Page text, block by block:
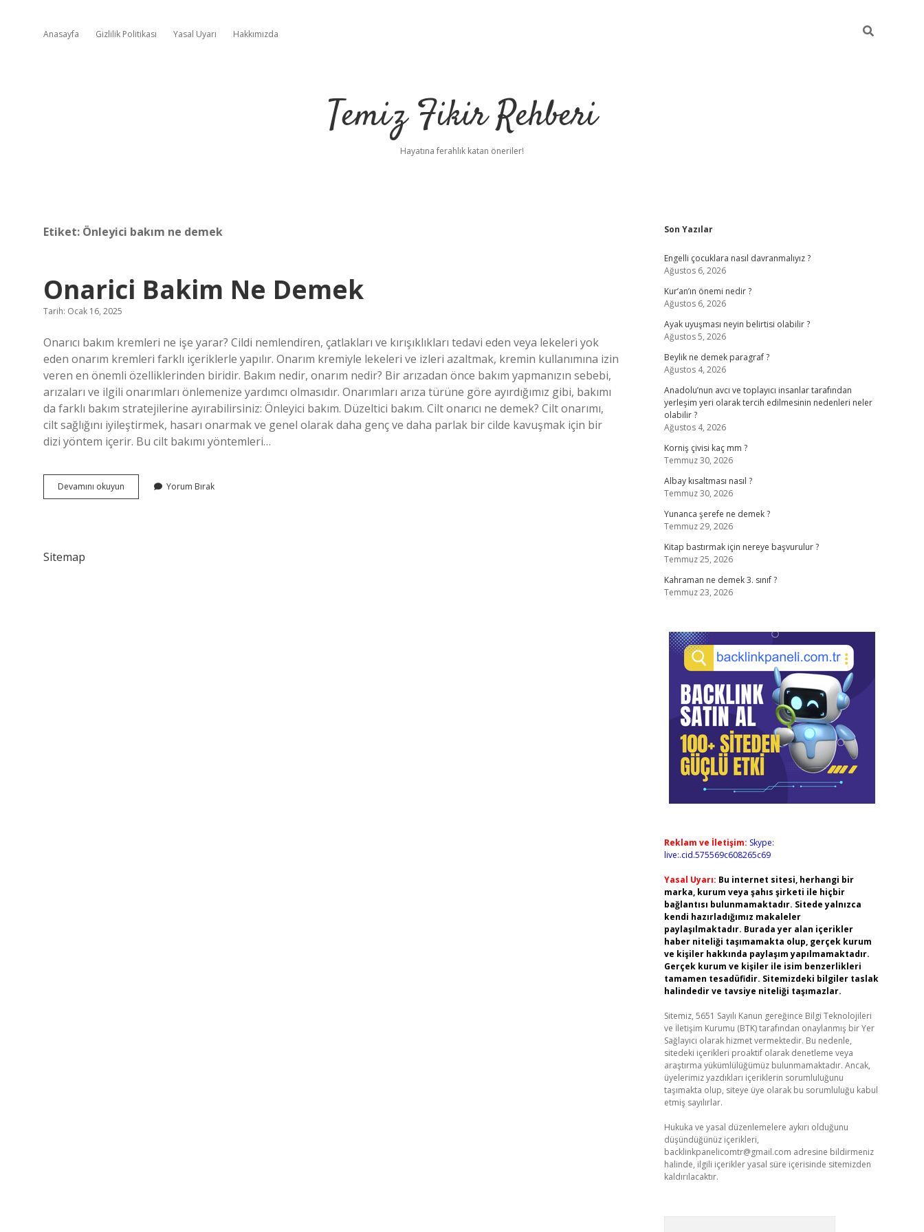
Anasayfa Gizlilik Politikası Yasal Uyarı Hakkımızda
Temiz Fikir Rehberi
Hayatına ferahlık katan öneriler!
Etiket: Önleyici bakım ne demek
Onarici Bakim Ne Demek
Tarih: Ocak 16, 2025
Onarıcı bakım kremleri ne işe yarar? Cildi nemlendiren, çatlakları ve kırışıklıkları tedavi eden veya lekeleri yok
eden onarım kremleri farklı içeriklerle yapılır. Onarım kremiyle lekeleri ve izleri azaltmak, kremin kullanımına izin
veren en önemli özelliklerinden biridir. Bakım nedir, onarım nedir? Bir arızadan önce bakım yapmanızın sebebi,
arızaları ve ilgili onarımları önlemenize yardımcı olmasıdır. Onarımları arıza türüne göre ayırdığımız gibi, bakımı
da farklı bakım stratejilerine ayırabilirsiniz: Önleyici bakım. Düzeltici bakım. Cilt onarıcı ne demek? Cilt onarımı,
cilt sağlığını iyileştirmek, hasarı onarmak ve genel olarak daha genç ve daha parlak bir cilde kavuşmak için bir
dizi yöntem içerir. Bu cilt bakımı yöntemleri…
Devamını okuyun
Bakim
Yorum Bırak
Sitemap
Sidebar
Son Yazılar
Engelli çocuklara nasıl davranmalıyız ?
Ağustos 6, 2026
Kur’an’ın önemi nedir ?
Ağustos 6, 2026
Ayak uyuşması neyin belirtisi olabilir ?
Ağustos 5, 2026
Beylik ne demek paragraf ?
Ağustos 4, 2026
Anadolu’nun avcı ve toplayıcı insanlar tarafından
yerleşim yeri olarak tercih edilmesinin nedenleri neler
olabilir ?
Ağustos 4, 2026
Korniş çivisi kaç mm ?
Temmuz 30, 2026
Albay kısaltması nasıl ?
Temmuz 30, 2026
Yunanca şerefe ne demek ?
Temmuz 29, 2026
Kitap bastırmak için nereye başvurulur ?
Temmuz 25, 2026
Kahraman ne demek 3. sınıf ?
Temmuz 23, 2026
Reklam ve İletişim: Skype:
live:.cid.575569c608265c69
Yasal Uyarı: Bu internet sitesi, herhangi bir
marka, kurum veya şahıs şirketi ile hiçbir
bağlantısı bulunmamaktadır. Sitede yalnızca
kendi hazırladığımız makaleler
paylaşılmaktadır. Burada yer alan içerikler
haber niteliği taşımamakta olup, gerçek kurum
ve kişiler hakkında paylaşım yapılmamaktadır.
Gerçek kurum ve kişiler ile isim benzerlikleri
tamamen tesadüfidir. Sitemizdeki bilgiler taslak
halindedir ve tavsiye niteliği taşımazlar.
Sitemiz, 5651 Sayılı Kanun gereğince Bilgi Teknolojileri
ve İletişim Kurumu (BTK) tarafından onaylanmış bir Yer
Sağlayıcı olarak hizmet vermektedir. Bu nedenle,
sitedeki içerikleri proaktif olarak denetleme veya
araştırma yükümlülüğümüz bulunmamaktadır. Ancak,
üyelerimiz yazdıkları içeriklerin sorumluluğunu
taşımakta olup, siteye üye olarak bu sorumluluğu kabul
etmiş sayılırlar.
Hukuka ve yasal düzenlemelere aykırı olduğunu
düşündüğünüz içerikleri,
backlinkpanelicomtr@gmail.com adresine bildirmeniz
halinde, ilgili içerikler yasal süre içerisinde sitemizden
kaldırılacaktır.